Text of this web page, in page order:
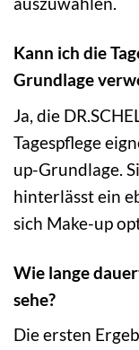
Kann ich die
Grundlage
Ja, die
Tagespflege
up-Grundlage.
hinterlässt ein
sich Make-up
Wie lange
sehe?
Die ersten